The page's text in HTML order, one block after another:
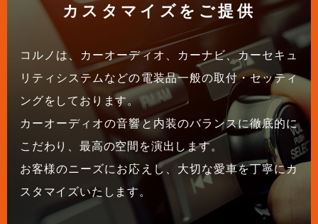
カスタマイズをご提供
コルノは、カーオーディオ、カーナビ、カーセキュ
リティシステムなどの電装品一般の取付・セッティ
ングをしております。
カーオーディオの音響と内装のバランスに徹底的に
こだわり、最高の空間を演出します。
お客様のニーズにお応えし、大切な愛車を丁寧にカ
スタマイズいたします。